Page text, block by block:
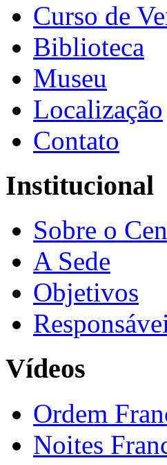
Curso de
Biblioteca
Museu
Localização
Contato
Institucional
Sobre o
A Sede
Objetivos
Vídeos
Ordem
Noites